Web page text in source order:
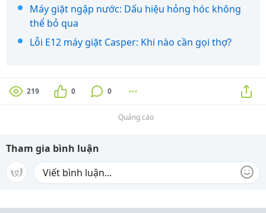
Máy giặt ngập nước: Dấu hiệu hỏng hóc không
thể bỏ qua
Lỗi E12 máy giặt Casper: Khi nào cần gọi thợ?
219 0 0
Quảng cáo
Tham gia bình luận